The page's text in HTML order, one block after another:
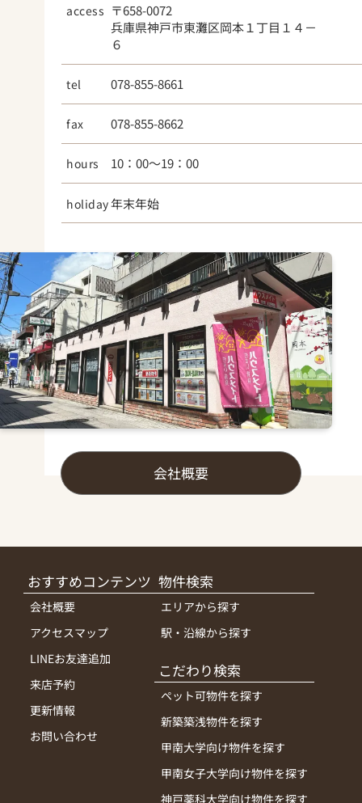
サンハウス本山
TOZAWAコート
ＢＥＲＧ（レディース専用）
【神戸薬科大学オススメ物件】
オプティ岡本山手
リュミエール森南（レディースマンション）
TOZAWAコート
フローレス岡本
サンハウス本山
当社ハウスメイト岡本では、その他にもたく
さんの物件をお取り扱いしております。
入居時期、諸条件等の交渉もお任せくださ
い。
お気軽にご来店お待ちしております。
access 〒658-0072
兵庫県神戸市東灘区岡本１丁目１４－
６
tel 078-855-8661
fax 078-855-8662
hours 10：00～19：00
holiday年末年始
会社概要
おすすめコンテンツ
会社概要
アクセスマップ
LINEお友達追加
来店予約
更新情報
お問い合わせ
物件検索
エリアから探す
駅・沿線から探す
こだわり検索
ペット可物件を探す
新築築浅物件を探す
甲南大学向け物件を探す
甲南女子大学向け物件を探す
神戸薬科大学向け物件を探す